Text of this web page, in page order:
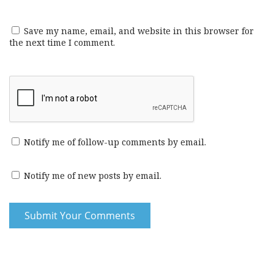
Save my name, email, and website in this browser for
the next time I comment.
Notify me of follow-up comments by email.
Notify me of new posts by email.